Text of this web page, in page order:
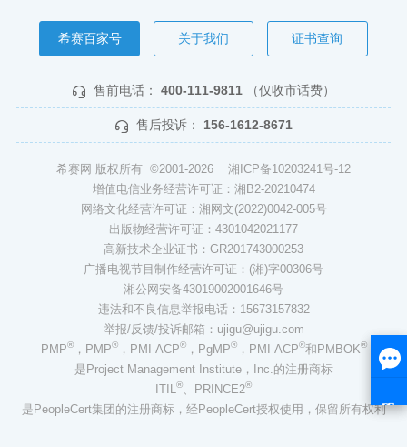
希赛百家号 关于我们 证书查询
售前电话： 400-111-9811 （仅收市话费）
售后投诉： 156-1612-8671
希赛网 版权所有 ©2001-2026 湘ICP备10203241号-12
增值电信业务经营许可证：湘B2-20210474
网络文化经营许可证：湘网文(2022)0042-005号
出版物经营许可证：4301042021177
高新技术企业证书：GR201743000253
广播电视节目制作经营许可证：(湘)字00306号
湘公网安备43019002001646号
违法和不良信息举报电话：15673157832
举报/反馈/投诉邮箱：ujigu@ujigu.com
PMP®，PMP®，PMI-ACP®，PgMP®，PMI-ACP®和PMBOK®
是Project Management Institute，Inc.的注册商标
ITIL®、PRINCE2®
是PeopleCert集团的注册商标，经PeopleCert授权使用，保留所有权利